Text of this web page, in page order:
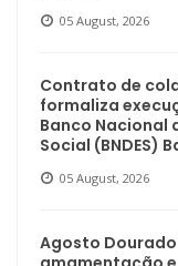
05 August, 2026
Contrato de
formaliza
Banco Nacional
Social (BNDES)
05 August, 2026
Agosto